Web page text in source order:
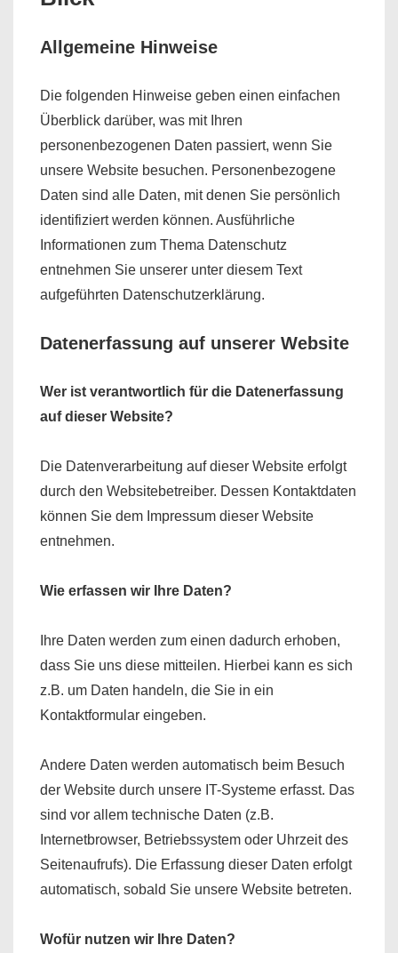
Allgemeine Hinweise
Die folgenden Hinweise geben einen einfachen
Überblick darüber, was mit Ihren
personenbezogenen Daten passiert, wenn Sie
unsere Website besuchen. Personenbezogene
Daten sind alle Daten, mit denen Sie persönlich
identifiziert werden können. Ausführliche
Informationen zum Thema Datenschutz
entnehmen Sie unserer unter diesem Text
aufgeführten Datenschutzerklärung.
Datenerfassung auf unserer Website
Wer ist verantwortlich für die Datenerfassung
auf dieser Website?
Die Datenverarbeitung auf dieser Website erfolgt
durch den Websitebetreiber. Dessen Kontaktdaten
können Sie dem Impressum dieser Website
entnehmen.
Wie erfassen wir Ihre Daten?
Ihre Daten werden zum einen dadurch erhoben,
dass Sie uns diese mitteilen. Hierbei kann es sich
z.B. um Daten handeln, die Sie in ein
Kontaktformular eingeben.
Andere Daten werden automatisch beim Besuch
der Website durch unsere IT-Systeme erfasst. Das
sind vor allem technische Daten (z.B.
Internetbrowser, Betriebssystem oder Uhrzeit des
Seitenaufrufs). Die Erfassung dieser Daten erfolgt
automatisch, sobald Sie unsere Website betreten.
Wofür nutzen wir Ihre Daten?